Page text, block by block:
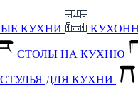
КУХНИ
СТОЛЫ НА КУХНЮ
СТУЛЬЯ ДЛЯ КУХНИ